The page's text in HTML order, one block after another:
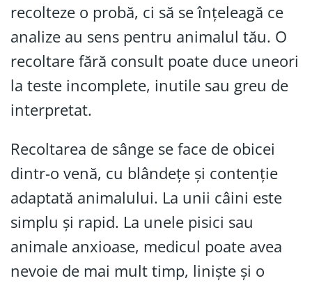
recolteze o probă, ci să se înțeleagă ce
analize au sens pentru animalul tău. O
recoltare fără consult poate duce uneori
la teste incomplete, inutile sau greu de
interpretat.
Recoltarea de sânge se face de obicei
dintr-o venă, cu blândețe și contenție
adaptată animalului. La unii câini este
simplu și rapid. La unele pisici sau
animale anxioase, medicul poate avea
nevoie de mai mult timp, liniște și o